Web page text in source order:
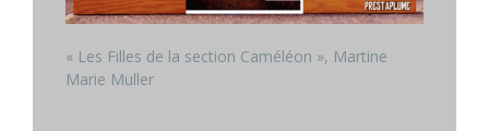
« Les Filles de la section Caméléon », Martine
Marie Muller